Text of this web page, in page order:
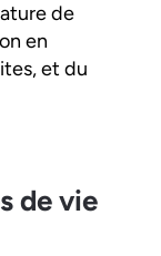
de
en
et du
de vie